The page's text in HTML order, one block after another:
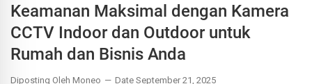
Keamanan Maksimal dengan Kamera
CCTV Indoor dan Outdoor untuk
Rumah dan Bisnis Anda
Diposting Oleh Moneo Date September 21, 2025